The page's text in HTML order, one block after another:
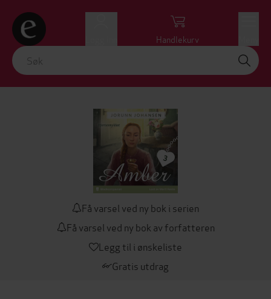
Handlekurv
Få varsel ved ny bok i serien
Få varsel ved ny bok av forfatteren
Legg til i ønskeliste
Gratis utdrag